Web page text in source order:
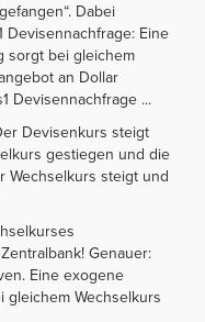
Dabei
Devisennachfrage: Eine
sorgt bei gleichem
an Dollar
Devisennachfrage ...
Devisenkurs steigt
gestiegen und die
Wechselkurs steigt und
Genauer:
Eine exogene
Wechselkurs